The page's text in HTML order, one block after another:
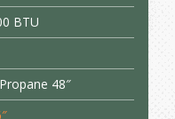
BTU
48″